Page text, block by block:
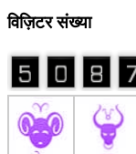
विज़िटर संख्या